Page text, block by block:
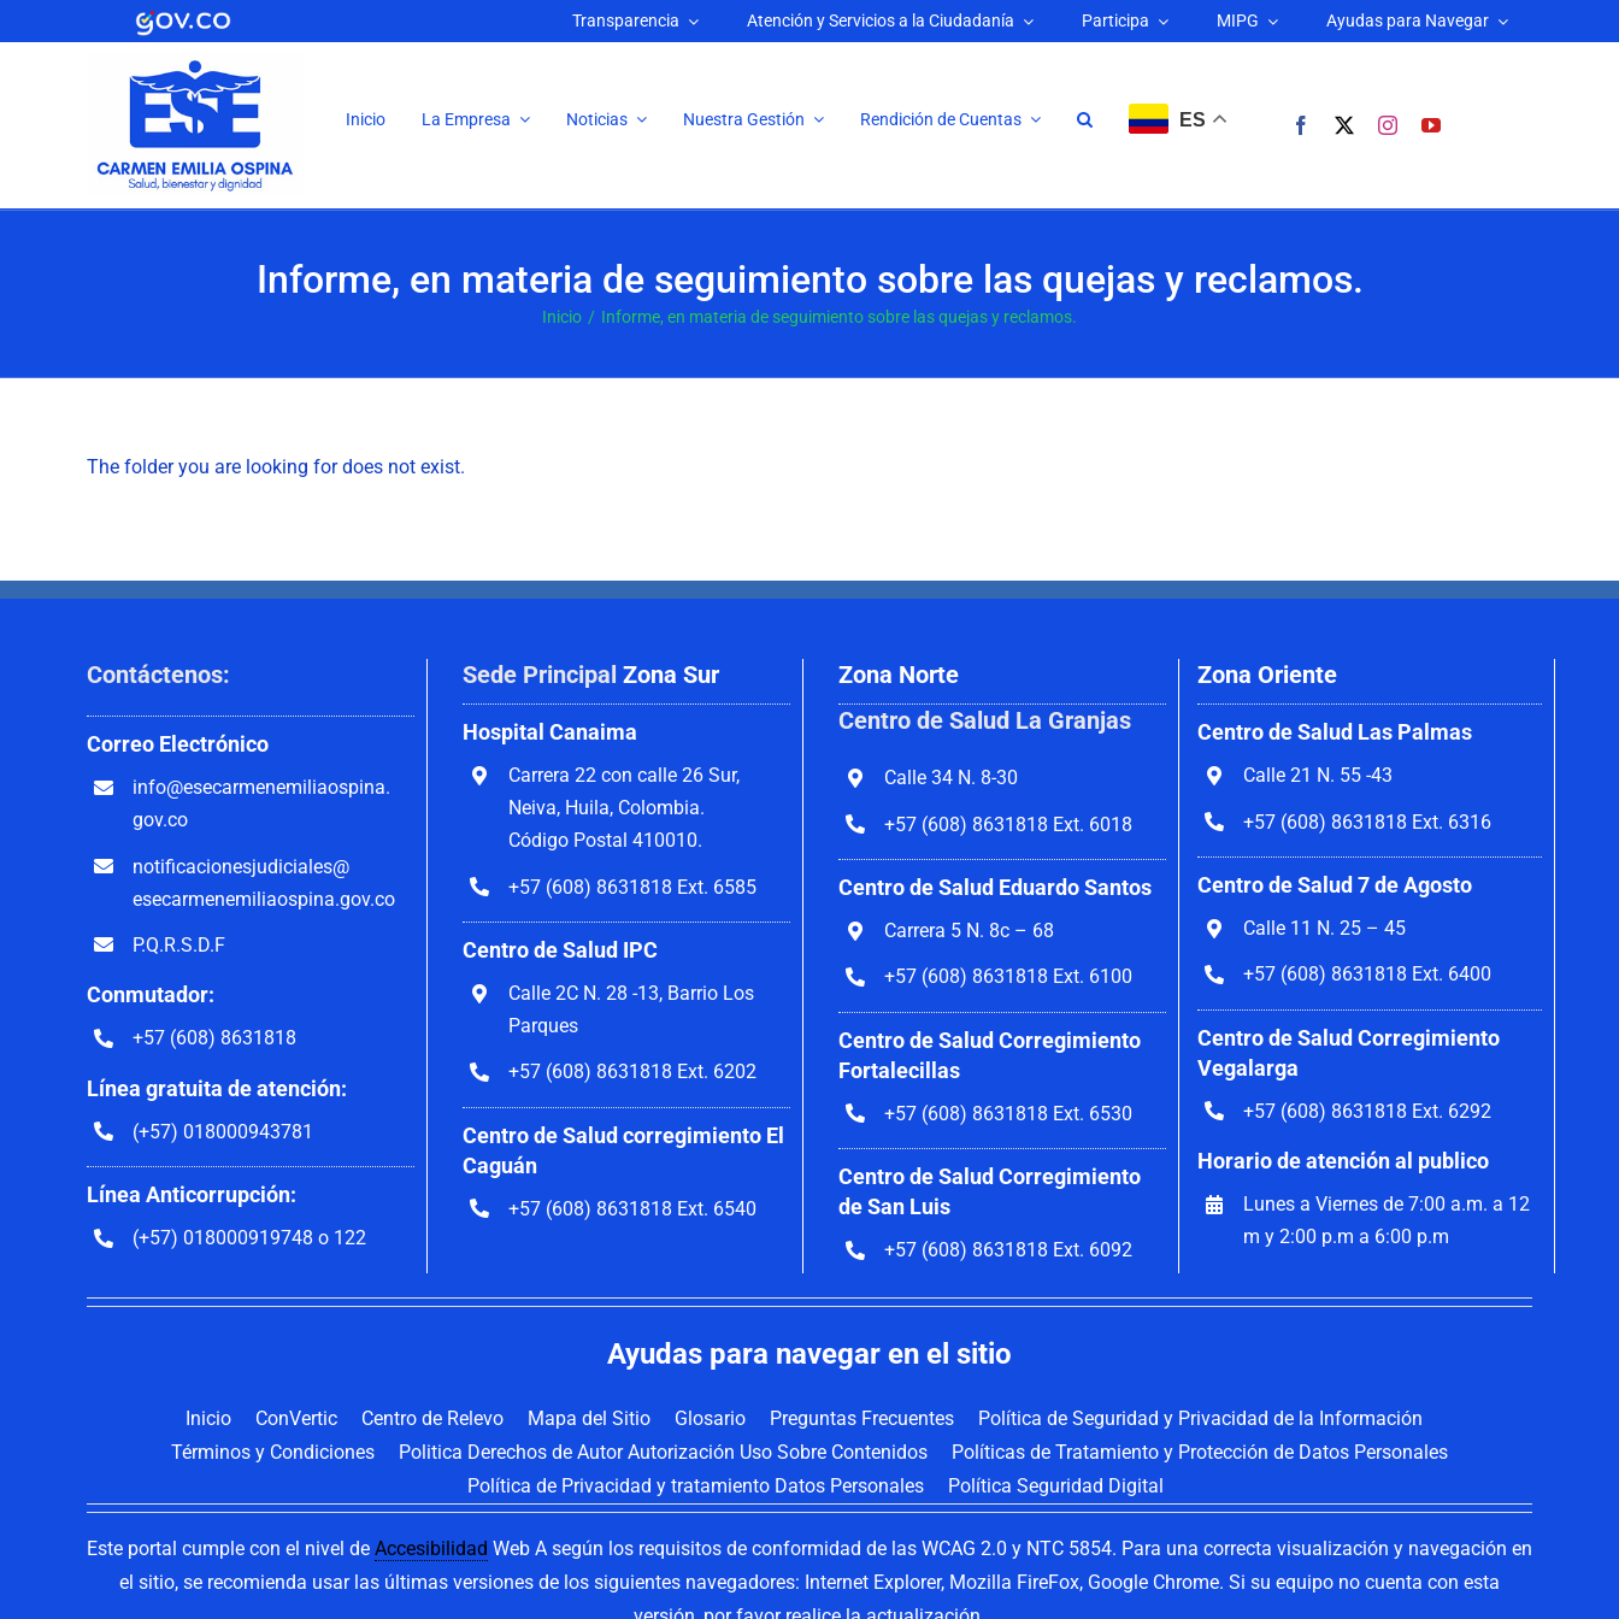
al
Transparencia Atención y Servicios a la Ciudadanía Participa MIPG Ayudas para Navegar
Inicio La Empresa Noticias Nuestra Gestión Rendición de Cuentas ES
Informe, en materia de seguimiento sobre las quejas y reclamos.
Inicio Informe, en materia de seguimiento sobre las quejas y reclamos.
The folder you are looking for does not exist.
Contáctenos:
Correo Electrónico
info@esecarmenemiliaospina.
gov.co
notificacionesjudiciales@
esecarmenemiliaospina.gov.co
P.Q.R.S.D.F
Conmutador:
+57 (608) 8631818
Línea gratuita de atención:
(+57) 018000943781
Línea Anticorrupción:
(+57) 018000919748 o 122
Sede Principal Zona Sur
Hospital Canaima
Carrera 22 con calle 26 Sur,
Neiva, Huila, Colombia.
Código Postal 410010.
+57 (608) 8631818 Ext. 6585
Centro de Salud IPC
Calle 2C N. 28 -13, Barrio Los
Parques
+57 (608) 8631818 Ext. 6202
Centro de Salud corregimiento El
Caguán
+57 (608) 8631818 Ext. 6540
Zona Norte
Centro de Salud La Granjas
Calle 34 N. 8-30
+57 (608) 8631818 Ext. 6018
Centro de Salud Eduardo Santos
Carrera 5 N. 8c – 68
+57 (608) 8631818 Ext. 6100
Centro de Salud Corregimiento
Fortalecillas
+57 (608) 8631818 Ext. 6530
Centro de Salud Corregimiento
de San Luis
+57 (608) 8631818 Ext. 6092
Zona Oriente
Centro de Salud Las Palmas
Calle 21 N. 55 -43
+57 (608) 8631818 Ext. 6316
Centro de Salud 7 de Agosto
Calle 11 N. 25 – 45
+57 (608) 8631818 Ext. 6400
Centro de Salud Corregimiento
Vegalarga
+57 (608) 8631818 Ext. 6292
Horario de atención al publico
Lunes a Viernes de 7:00 a.m. a 12
m y 2:00 p.m a 6:00 p.m
Ayudas para navegar en el sitio
Inicio ConVertic Centro de Relevo Mapa del Sitio Glosario Preguntas Frecuentes
Política de Seguridad y Privacidad de la Información
Términos y Condiciones
Politica Derechos de Autor Autorización Uso Sobre Contenidos
Políticas de Tratamiento y Protección de Datos Personales
Política de Privacidad y tratamiento Datos Personales
Política Seguridad Digital
Este portal cumple con el nivel de Accesibilidad Web A según los requisitos de conformidad de las WCAG 2.0 y NTC 5854. Para una correcta visualización y navegación en
el sitio, se recomienda usar las últimas versiones de los siguientes navegadores: Internet Explorer, Mozilla FireFox, Google Chrome. Si su equipo no cuenta con esta